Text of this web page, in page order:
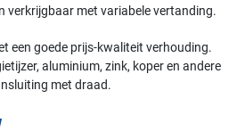
verkrijgbaar met variabele vertanding.
een goede prijs-kwaliteit verhouding.
aluminium, zink, koper en andere
met draad.